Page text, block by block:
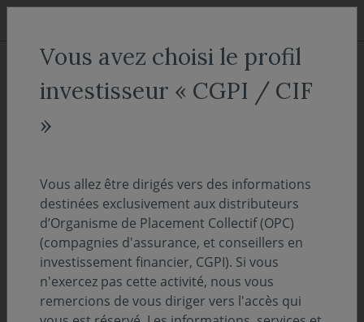
Aller au menu
Aller au contenu
COVEA FINANCE
Notre offre dédiée
Notre offre Actions Européennes
Notre offre Actions
Covéa Perspectives Entreprises
Soutenir les initiatives d’entreprises
en phase de développement.
Vous avez choisi le profil
investisseur « CGPI / CIF
»
Vous allez être dirigés vers des informations
destinées exclusivement aux distributeurs
d’Organisme de Placement Collectif (OPC)
(compagnies d'assurance, et conseillers en
investissement financier, CGPI). Si vous
n'exercez pas cette activité, nous vous
remercions de vous diriger vers l'accès qui